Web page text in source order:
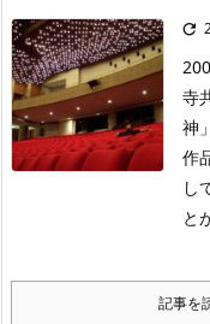

寺
神
作
し
と
記事を